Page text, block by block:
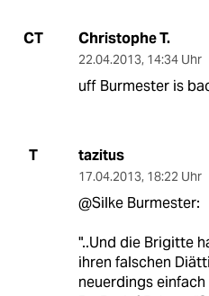
CT Christophe T.
22.04.2013, 14:34 Uhr
uff Burmester is
T tazitus
17.04.2013, 18:22 Uhr
@Silke Burmester:
"..Und die Brigitte
ihren falschen
neuerdings einfach